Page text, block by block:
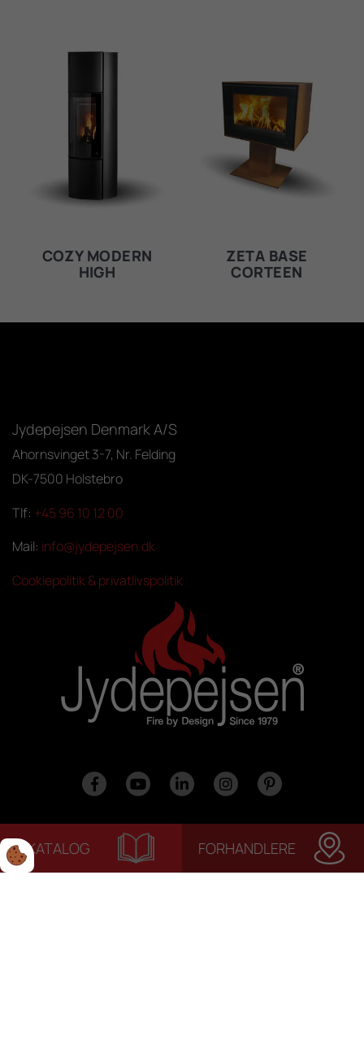
KATALOG FORHANDLERE
COZY MODERN
HIGH
ZETA BASE
CORTEEN
Jydepejsen Denmark A/S
Ahornsvinget 3-7, Nr. Felding
DK-7500 Holstebro
Tlf: +45 96 10 12 00
Mail: info@jydepejsen.dk
Cookiepolitik & privatlivspolitik